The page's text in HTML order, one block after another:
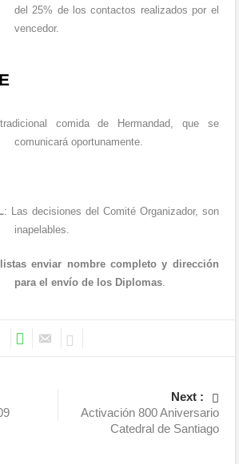
del 25% de los contactos realizados por el
vencedor.
comida de Hermandad, que se
comunicará oportunamente.
: Las decisiones del Comité Organizador, son
inapelables.
enviar nombre completo y dirección
para el envío de los Diplomas.
Next :
Activación 800 Aniversario
Catedral de Santiago